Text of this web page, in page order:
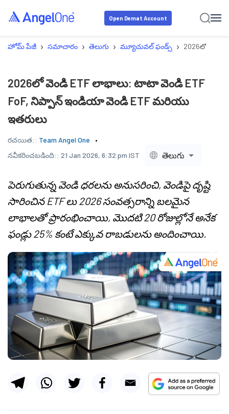
Open Demat Account
హోమ్ పేజీ › సమాచారం › తెలుగు › మ్యూచువల్ ఫండ్స్ › 2026లో వెండి
2026లో వెండి ETF లాభాలు: టాటా వెండి ETF
FoF, నిప్పాన్ ఇండియా వెండి ETF మరియు
ఇతరులు
రచయిత:: Team Angel One
నవీకరించబడింది:: 21 Jan 2026, 6:32 pm IST తెలుగు
పెరుగుతున్న వెండి ధరలను అనుసరించి, వెండిపై దృష్టి
సారించిన ETF లు 2026 సంవత్సరాన్ని బలమైన
లాభాలతో ప్రారంభించాయి, మొదటి 20 రోజుల్లోనే అనేక
ఫండ్లు 25% కంటే ఎక్కువ రాబడులను అందించాయి.